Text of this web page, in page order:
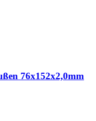
76x152x2,0mm